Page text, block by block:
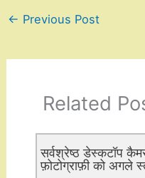
← Previous Post
Related
सर्वश्रेष्ठ डेस्कटॉप
फ़ोटोग्राफ़ी को अगले